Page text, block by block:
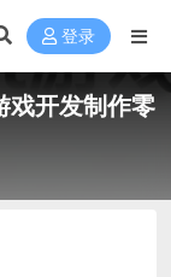
登录
开发制作零